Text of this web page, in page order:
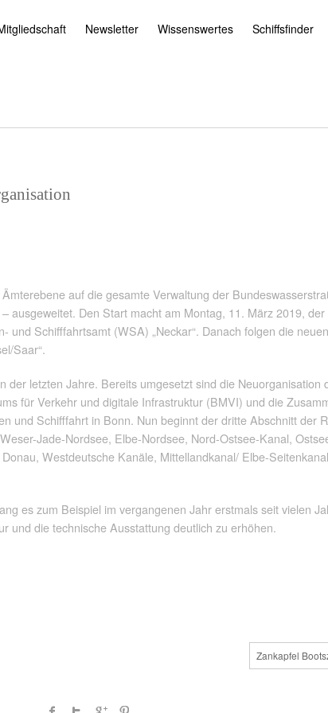
Newsletter Wissenswertes Schiffsfinder
auf die gesamte Verwaltung der
ausgeweitet. Den Start macht am Montag, 11. März 2019,
Schifffahrtsamt (WSA) „Neckar“. Danach folgen die
Saar“.
letzten Jahre. Bereits umgesetzt sind die Neuorganisation
für Verkehr und digitale Infrastruktur (BMVI) und die
und Schifffahrt in Bonn. Nun beginnt der dritte Abschnitt der
Jade-Nordsee, Elbe-Nordsee, Nord-Ostsee-Kanal,
Westdeutsche Kanäle, Mittellandkanal/ Elbe-
es zum Beispiel im vergangenen Jahr erstmals seit vielen
und die technische Ausstattung deutlich zu erhöhen.
Zankapfel